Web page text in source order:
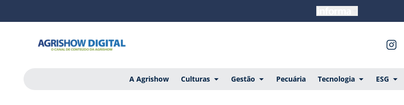
A Agrishow Culturas Gestão Pecuária Tecnologia ESG